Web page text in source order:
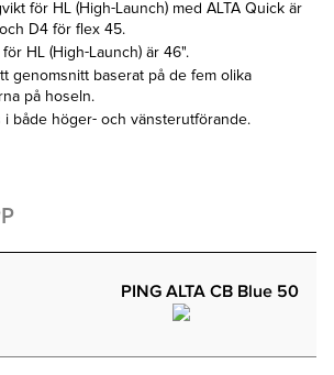
för HL (High-Launch) med ALTA Quick är
D4 för flex 45.
HL (High-Launch) är 46".
genomsnitt baserat på de fem olika
på hoseln.
i både höger- och vänsterutförande.
PING ALTA CB Blue 50